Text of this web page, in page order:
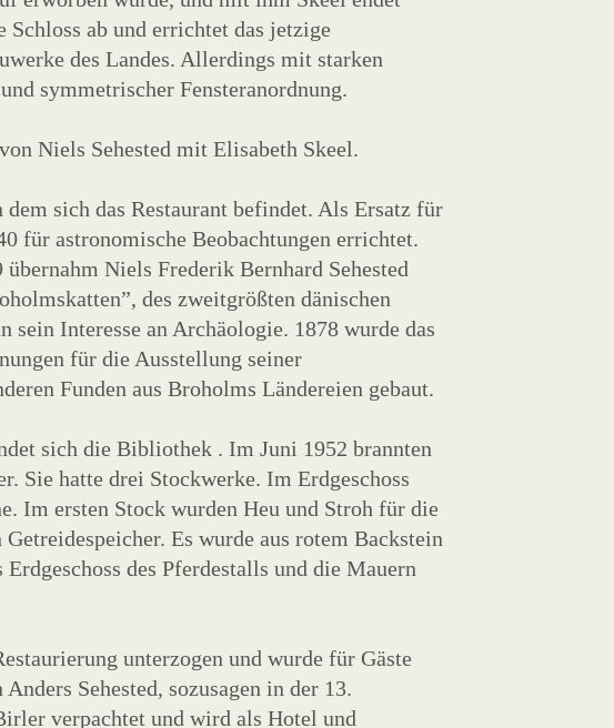
ab und errichtet das jetzige
des Landes. Allerdings mit starken
symmetrischer Fensteranordnung.
Niels Sehested mit Elisabeth Skeel.
sich das Restaurant befindet. Als Ersatz für
für astronomische Beobachtungen errichtet.
Niels Frederik Bernhard Sehested
des zweitgrößten dänischen
sein Interesse an Archäologie. 1878 wurde das
für die Ausstellung seiner
Funden aus Broholms Ländereien gebaut.
sich die Bibliothek . Im Juni 1952 brannten
Sie hatte drei Stockwerke. Im Erdgeschoss
Im ersten Stock wurden Heu und Stroh für die
Es wurde aus rotem Backstein
des Pferdestalls und die Mauern
unterzogen und wurde für Gäste
Sehested, sozusagen in der 13.
verpachtet und wird als Hotel und